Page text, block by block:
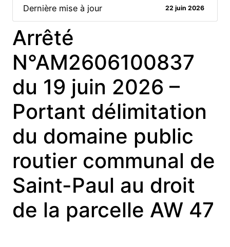
Dernière mise à jour 22 juin 2026
Arrêté
N°AM2606100837
du 19 juin 2026 –
Portant délimitation
du domaine public
routier communal de
Saint-Paul au droit
de la parcelle AW 47